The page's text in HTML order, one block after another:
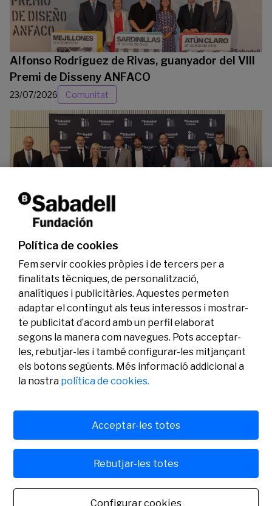
Alfonso Rodríguez de Rivas, guanyador del VIII
Premi de Disseny ANFACO
23/07/2026 Comunitat
La Fundació Banc Sabadell reconeix a dos
investigadors en els àmbits de l’edició del
genoma i l’energia neta
Legal
Avís legal
Activitat
Convocatòries
Social
Política de cookies
Fem servir cookies pròpies i de tercers per a
finalitats tècniques, de personalització,
analítiques i publicitàries. Aquestes permeten
adaptar el contingut als teus interessos i mostrar-
te publicitat d’acord amb un perfil elaborat
segons la manera com navegues. Pots acceptar-
les, rebutjar-les i també configurar-les mitjançant
els botons següents. Més informació addicional a
la nostra política de cookies.
Configurar cookies
Rebutjar-les totes
Acceptar-les totes